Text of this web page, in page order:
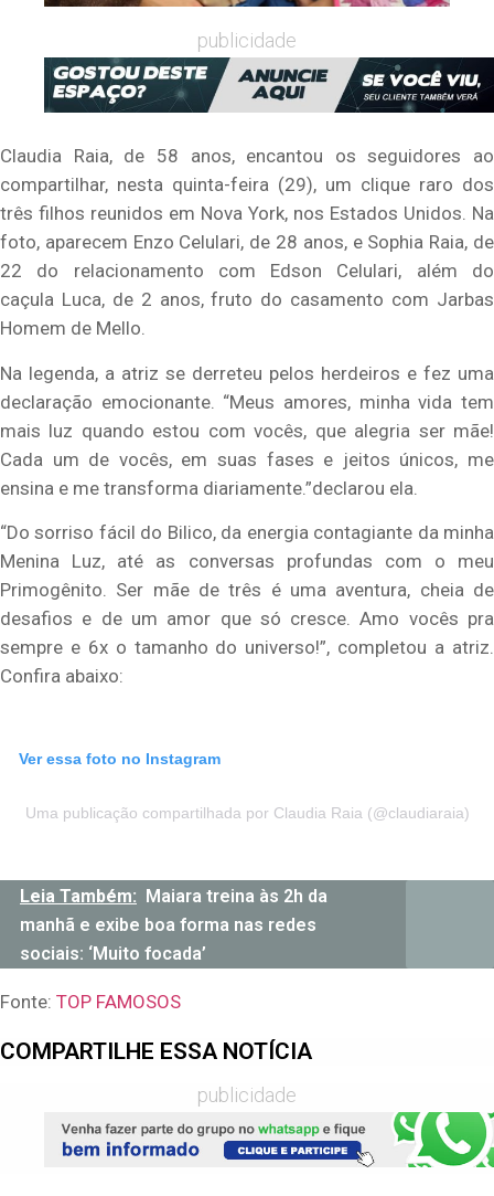
publicidade
Claudia Raia, de 58 anos, encantou os seguidores ao
compartilhar, nesta quinta-feira (29), um clique raro dos
três filhos reunidos em Nova York, nos Estados Unidos. Na
foto, aparecem Enzo Celulari, de 28 anos, e Sophia Raia, de
22 do relacionamento com Edson Celulari, além do
caçula Luca, de 2 anos, fruto do casamento com Jarbas
Homem de Mello.
Na legenda, a atriz se derreteu pelos herdeiros e fez uma
declaração emocionante. “Meus amores, minha vida tem
mais luz quando estou com vocês, que alegria ser mãe!
Cada um de vocês, em suas fases e jeitos únicos, me
ensina e me transforma diariamente.”declarou ela.
“Do sorriso fácil do Bilico, da energia contagiante da minha
Menina Luz, até as conversas profundas com o meu
Primogênito. Ser mãe de três é uma aventura, cheia de
desafios e de um amor que só cresce. Amo vocês pra
sempre e 6x o tamanho do universo!”, completou a atriz.
Confira abaixo:
Ver essa foto no Instagram
Uma publicação compartilhada por Claudia Raia (@claudiaraia)
Leia Também: Maiara treina às 2h da
manhã e exibe boa forma nas redes
sociais: ‘Muito focada’
Fonte: TOP FAMOSOS
COMPARTILHE ESSA NOTÍCIA
publicidade